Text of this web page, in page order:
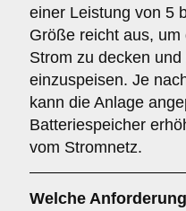
einer Leistung von 5
Größe reicht aus,
Strom zu decken
einzuspeisen. Je
kann die Anlage
Batteriespeicher
vom Stromnetz.
Welche